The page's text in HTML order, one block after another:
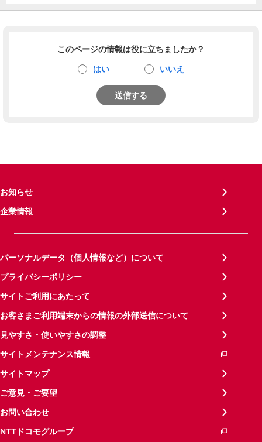
このページの情報は役に立ちましたか？
はい いいえ
送信する
お知らせ
企業情報
パーソナルデータ（個人情報など）について
プライバシーポリシー
サイトご利用にあたって
お客さまご利用端末からの情報の外部送信について
見やすさ・使いやすさの調整
サイトメンテナンス情報
サイトマップ
ご意見・ご要望
お問い合わせ
NTTドコモグループ